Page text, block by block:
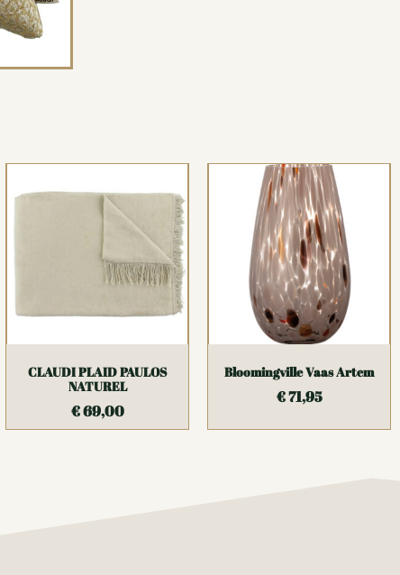
CLAUDI PLAID PAULOS
NATUREL
€69,00
Bloomingville Vaas Artem
€71,95